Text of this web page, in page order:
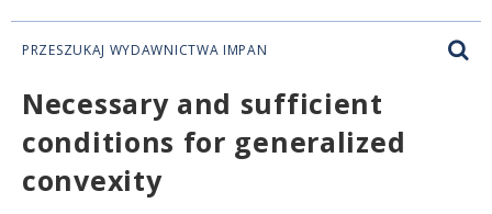
PRZESZUKAJ WYDAWNICTWA IMPAN
Necessary and sufficient
conditions for generalized
convexity